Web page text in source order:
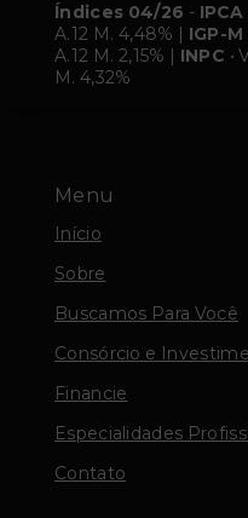
Menu
Início
Sobre
Buscamos Para Você
Consórcio e
Financie
Especialidades
Contato
Índices 04/26 - IPCA
A.12 M. 4,48% | IGP-M
A.12 M. 2,15% | INPC •
M. 4,32%